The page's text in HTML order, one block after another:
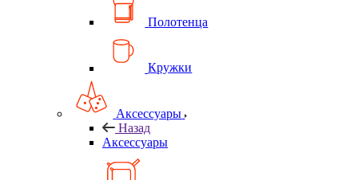
Полотенца
Кружки
Аксессуары
Назад
Аксессуары